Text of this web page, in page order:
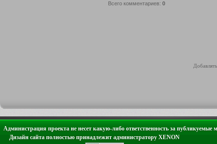
Всего комментариев: 0
Администрация проекта не несет какую-либо ответственность за публикуемые
Дизайн сайта полностью принадлежит администратору XENON